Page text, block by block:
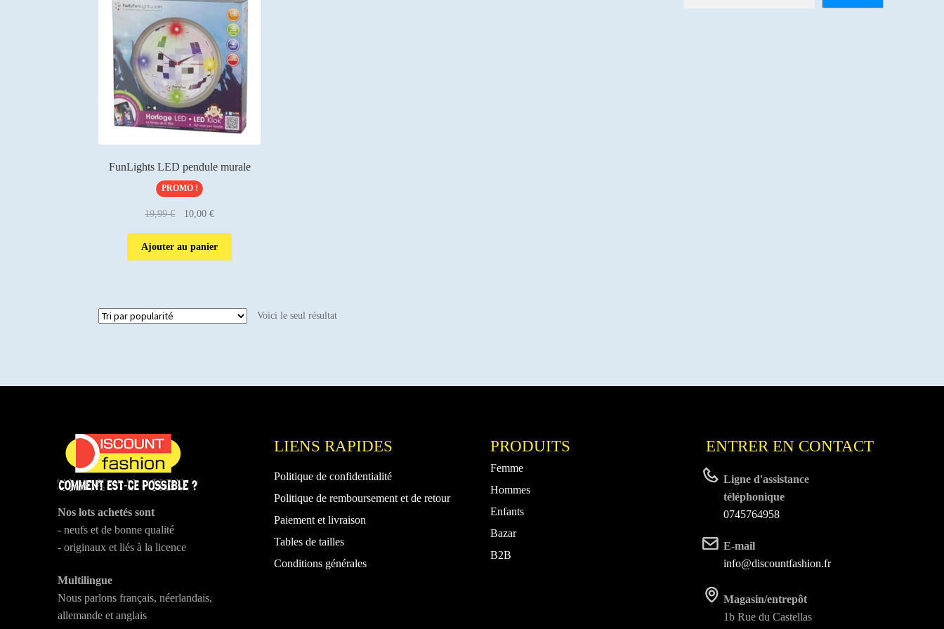
FunLights LED pendule murale
PROMO !
19,99€
Le
initial
était :
10,00 €Le
actuel
est :
Ajouter au panier
Voici le seul résultat
Nos lots achetés sont
- neufs et de bonne qualité
- originaux et liés à la licence
Multilingue
Nous parlons français, néerlandais,
allemande et anglais
LIENS RAPIDES
Politique de confidentialité
Politique de remboursement et de retour
Paiement et livraison
Tables de tailles
Conditions générales
PRODUITS
Femme
Hommes
Enfants
Bazar
B2B
ENTRER EN CONTACT
Ligne d'assistance
téléphonique
0745764958
E-mail
info@discountfashion.fr
Magasin/entrepôt
1b Rue du Castellas